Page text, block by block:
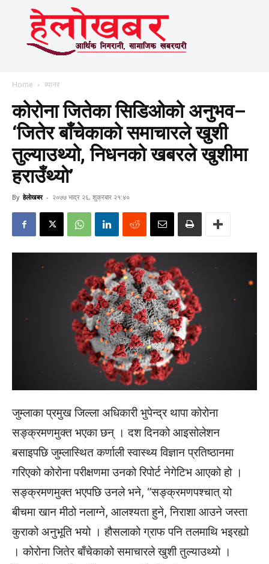
Home ब्यानर
कोरोना जितेका सिडिओको अनुभव–
‘जितेर बाँचेकाको समाचारले खुशी
तुल्याउथ्यो, निधनको खबरले खुशीमा
हराउँथ्याे’
By हेलाेखबर - २०७७ भाद्र २६, शुक्रबार २१:४०
जुम्लाका प्रमुख जिल्ला अधिकारी भुपेन्द्र थापा कोरोना
सङ्क्रमणमुक्त भएका छन् । दश दिनको आइसोलेशन
बसाइपछि जुम्लास्थित कर्णाली स्वास्थ्य विज्ञान प्रतिष्ठानमा
गरिएको कोरोना परीक्षणमा उनको रिपोर्ट नेगेटिभ आएको हो ।
सङ्क्रमणमुक्त भएपछि उनले भने, “सङ्क्रमणपश्चात् यो
बीचमा खान मीठो नलाग्ने, आलश्यता हुने, निराशा आउने जस्ता
कुराको अनुभूति भयो । हौसलाको ग्राफ पनि तलमाथि भइरह्यो
। कोरोना जितेर बाँचेकाको समाचारले खुशी तुल्याउथ्यो ।